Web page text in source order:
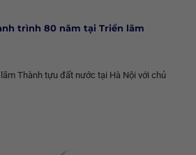
trình 80 năm tại Triển lãm
Thành tựu đất nước tại Hà Nội với chủ